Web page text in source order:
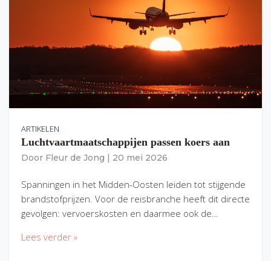
ARTIKELEN
Luchtvaartmaatschappijen passen koers aan
Door Fleur de Jong 20 mei 2026
Spanningen in het Midden-Oosten leiden tot stijgende
brandstofprijzen. Voor de reisbranche heeft dit directe
gevolgen: vervoerskosten en daarmee ook de…
Lees verder »